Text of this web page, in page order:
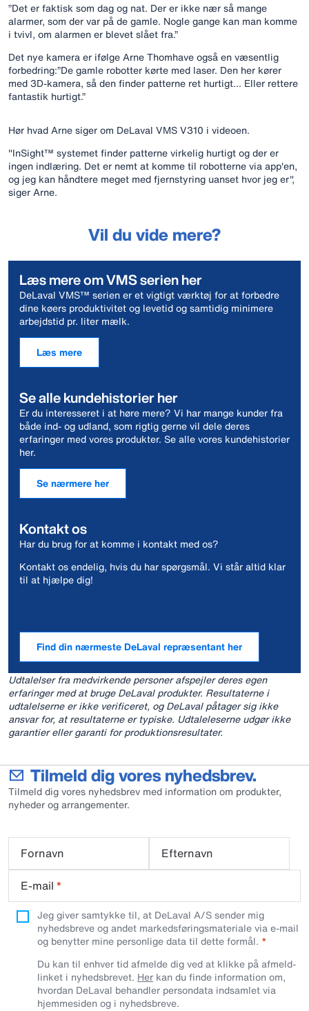
”Det er faktisk som dag og nat. Der er ikke nær så mange
alarmer, som der var på de gamle. Nogle gange kan man komme
i tvivl, om alarmen er blevet slået fra.”
Det nye kamera er ifølge Arne Thomhave også en væsentlig
forbedring:”De gamle robotter kørte med laser. Den her kører
med 3D-kamera, så den finder patterne ret hurtigt... Eller rettere
fantastik hurtigt.”
Hør hvad Arne siger om DeLaval VMS V310 i videoen.
"InSight™ systemet finder patterne virkelig hurtigt og der er
ingen indlæring. Det er nemt at komme til robotterne via app'en,
og jeg kan håndtere meget med fjernstyring uanset hvor jeg er",
siger Arne.
Vil du vide mere?
Læs mere om VMS serien her
DeLaval VMS™ serien er et vigtigt værktøj for at forbedre
dine køers produktivitet og levetid og samtidig minimere
arbejdstid pr. liter mælk.
Læs mere
Se alle kundehistorier her
Er du interesseret i at høre mere? Vi har mange kunder fra
både ind- og udland, som rigtig gerne vil dele deres
erfaringer med vores produkter. Se alle vores kundehistorier
her.
Se nærmere her
Kontakt os
Har du brug for at komme i kontakt med os?
Kontakt os endelig, hvis du har spørgsmål. Vi står altid klar
til at hjælpe dig!
Find din nærmeste DeLaval repræsentant her
Udtalelser fra medvirkende personer afspejler deres egen
erfaringer med at bruge DeLaval produkter. Resultaterne i
udtalelserne er ikke verificeret, og DeLaval påtager sig ikke
ansvar for, at resultaterne er typiske. Udtaleleserne udgør ikke
garantier eller garanti for produktionsresultater.
Tilmeld dig vores nyhedsbrev.
Tilmeld dig vores nyhedsbrev med information om produkter,
nyheder og arrangementer.
Fornavn
Efternavn
E-mail *
Jeg giver samtykke til, at DeLaval A/S sender mig
nyhedsbreve og andet markedsføringsmateriale via e-mail
og benytter mine personlige data til dette formål.
Du kan til enhver tid afmelde dig ved at klikke på afmeld-
linket i nyhedsbrevet. Her kan du finde information om,
hvordan DeLaval behandler persondata indsamlet via
hjemmesiden og i nyhedsbreve.